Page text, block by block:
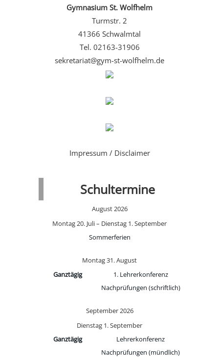
Gymnasium St. Wolfhelm
Turmstr. 2
41366 Schwalmtal
Tel. 02163-31906
sekretariat@gym-st-wolfhelm.de
Impressum / Disclaimer
Schultermine
August 2026
Montag20. Juli– Dienstag 1.September
Sommerferien
Montag31.August
Ganztägig
1. Lehrerkonferenz
Nachprüfungen (schriftlich)
September 2026
Dienstag 1.September
Ganztägig
Lehrerkonferenz
Nachprüfungen (mündlich)